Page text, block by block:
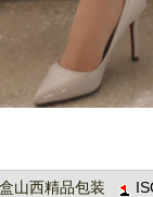
山西精品包装